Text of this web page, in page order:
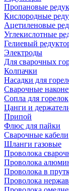
Пропановые
Кислородные
Ацетиленовые
Углекислотные
Гелиевый
Электроды
Для сварочных
Колпачки
Насадки для
Сварочные
Сопла для горелок
Цанги и
Припой
Флюс для пайки
Сварочные кабели
Шланги газовые
Проволока
Проволока
Проволока в
Проволока